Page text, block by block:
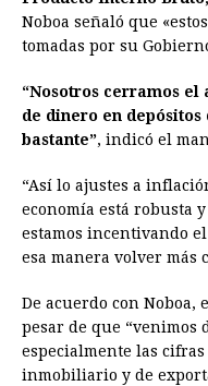
o
k
n
e
r
A
p
Noboa señaló que
tomadas por su
“Nosotros cerramos el
de dinero en
bastante”, indicó el
“Así lo ajustes a
economía está robusta
estamos incentivando
esa manera volver más
De acuerdo con Noboa,
pesar de que “venimos
especialmente las
inmobiliario y de